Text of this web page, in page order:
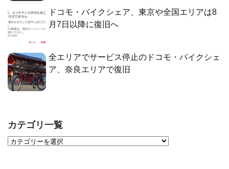
ドコモ・バイクシェア、東京や全国エリアは8
月7日以降に復旧へ
全エリアでサービス停止のドコモ・バイクシェ
ア、奈良エリアで復旧
カテゴリ一覧